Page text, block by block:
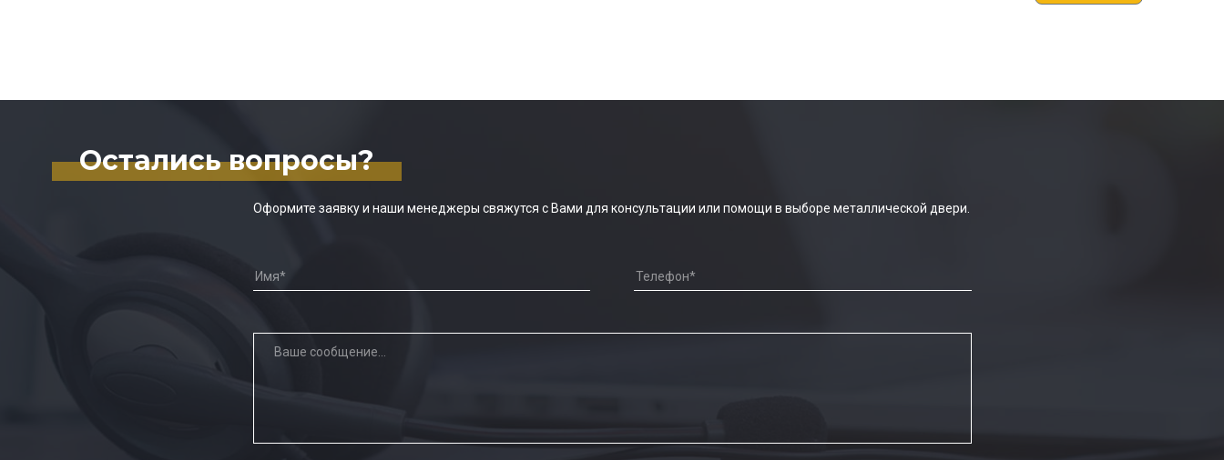
Остались вопросы?
Оформите заявку и наши менеджеры свяжутся с Вами для консультации или помощи в выборе металлической двери.